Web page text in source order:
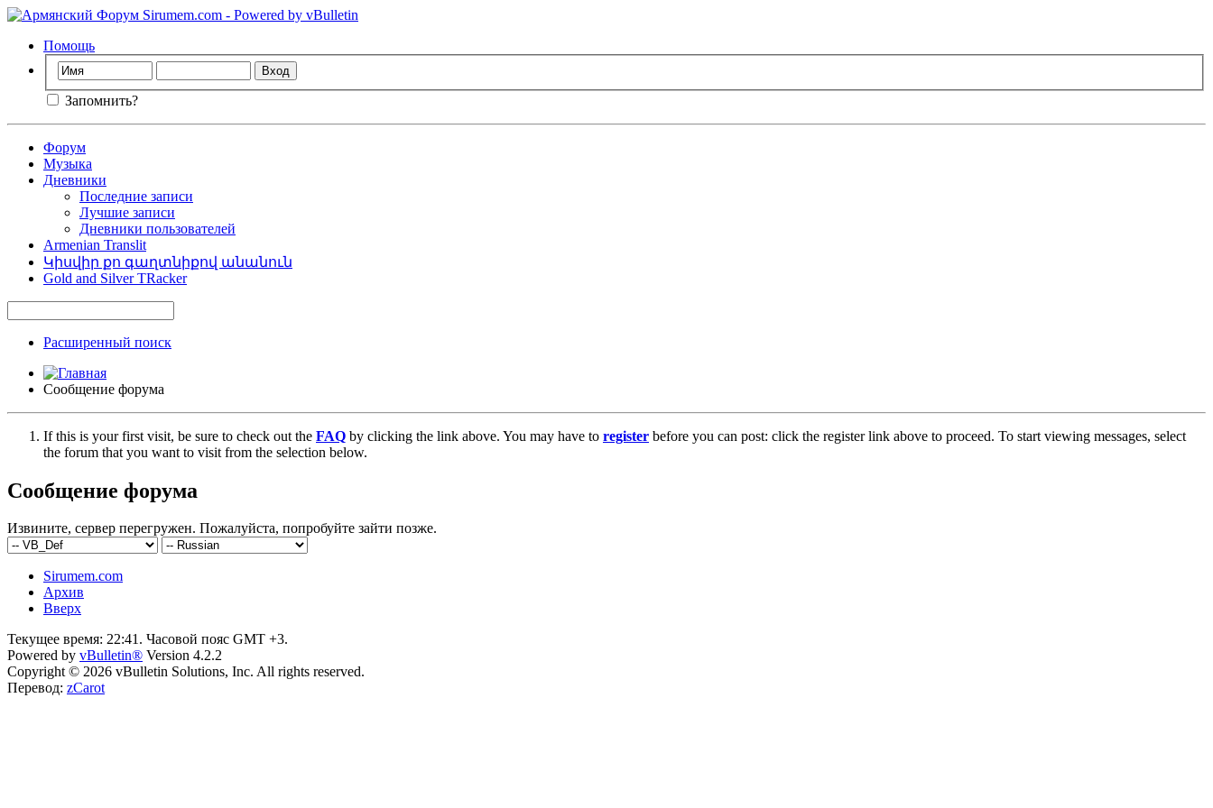
Помощь
Запомнить?
Форум
Музыка
Дневники
Последние записи
Лучшие записи
Дневники пользователей
Armenian Translit
Կիսվիր քո գաղտնիքով անանուն
Gold and Silver TRacker
Расширенный поиск
Сообщение форума
If this is your first visit, be sure to check out the FAQ by clicking the link above. You may have to register before you can post: click the register link above to proceed. To start viewing messages, select
the forum that you want to visit from the selection below.
Сообщение форума
Извините, сервер перегружен. Пожалуйста, попробуйте зайти позже.
Sirumem.com
Архив
Вверх
Текущее время: 22:41. Часовой пояс GMT +3.
Powered by vBulletin® Version 4.2.2
Copyright © 2026 vBulletin Solutions, Inc. All rights reserved.
Перевод: zCarot